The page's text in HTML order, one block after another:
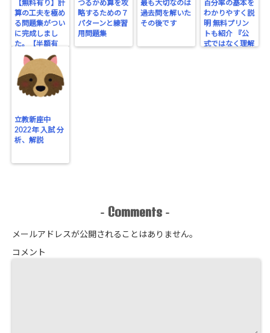
【無料有り】計
算の工夫を極め
る問題集がつい
に完成しまし
た。【半額有
り】
つるかめ算を攻
略するための７
パターンと練習
用問題集
最も大切なのは
過去問を解いた
その後です
百分率の基本を
わかりやすく説
明 無料プリン
トも紹介 『公
式ではなく理解
立教新座中
2022年 入試 分
析、解説
- Comments -
メールアドレスが公開されることはありません。
コメント